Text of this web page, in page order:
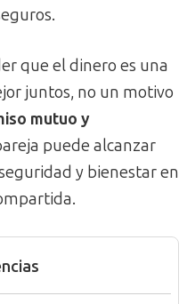
que el dinero es una
juntos, no un motivo
mutuo y
puede alcanzar
y bienestar en